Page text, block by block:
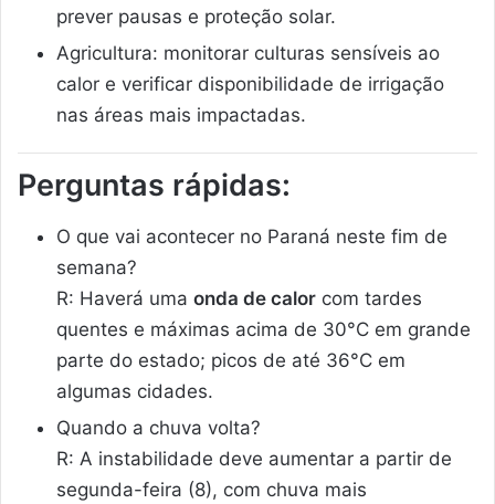
prever pausas e proteção solar.
Agricultura: monitorar culturas sensíveis ao
calor e verificar disponibilidade de irrigação
nas áreas mais impactadas.
Perguntas rápidas:
O que vai acontecer no Paraná neste fim de
semana?
R: Haverá uma onda de calor com tardes
quentes e máximas acima de 30°C em grande
parte do estado; picos de até 36°C em
algumas cidades.
Quando a chuva volta?
R: A instabilidade deve aumentar a partir de
segunda-feira (8), com chuva mais